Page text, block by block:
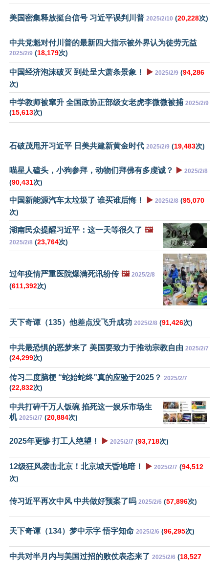
美国密集释放挺台信号 习近平误判川普 2025/2/10 (20,228次)
中共党魁对付川普的最新四大指示被外界认为徒劳无益
2025/2/9 (18,179次)
中国经济泡沫破灭 到处呈大萧条景象！ ▶️ 2025/2/9 (94,286
次)
中学教师被窜升 全国政协正部级女老虎李微微被捕 2025/2/9
(15,613次)
石破茂甩开习近平 日美共建新黄金时代 2025/2/9 (19,483次)
喵星人磕头，小狗参拜，动物们拜佛有多虔诚？ ▶️ 2025/2/8
(90,431次)
中国新能源汽车太垃圾了 谁买谁后悔！ ▶️ 2025/2/8 (95,070
次)
湖南民众提醒习近平：这一天等很久了 🖼️
2025/2/8 (23,764次)
过年疫情严重医院爆满死讯纷传 🖼️ 2025/2/8
(611,392次)
天下奇谭（135）他差点没飞升成功 2025/2/8 (91,426次)
中共最恐惧的恶梦来了 美国要致力于推动宗教自由 2025/2/7
(24,299次)
传习二度脑梗 “蛇始蛇终”真的应验于2025？ 2025/2/7
(22,832次)
中共打碎千万人饭碗 掐死这一娱乐市场生
机 2025/2/7 (20,884次)
2025年更惨 打工人绝望！ ▶️ 2025/2/7 (93,718次)
12级狂风袭击北京！北京城天昏地暗！ ▶️ 2025/2/7 (94,512
次)
传习近平再次中风 中共做好预案了吗 2025/2/6 (57,896次)
天下奇谭（134）梦中示字 悟字知命 2025/2/6 (96,295次)
中共对半月内与美国过招的败仗表态来了 2025/2/6 (18,527